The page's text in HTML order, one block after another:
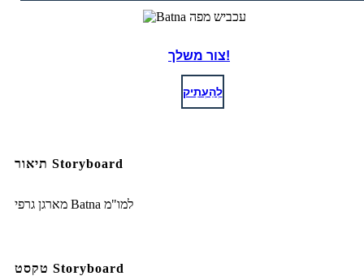
צור משלך!
לְהַעְתִיק
תיאור Storyboard
מארגן גרפי Batna למו"מ
טקסט Storyboard